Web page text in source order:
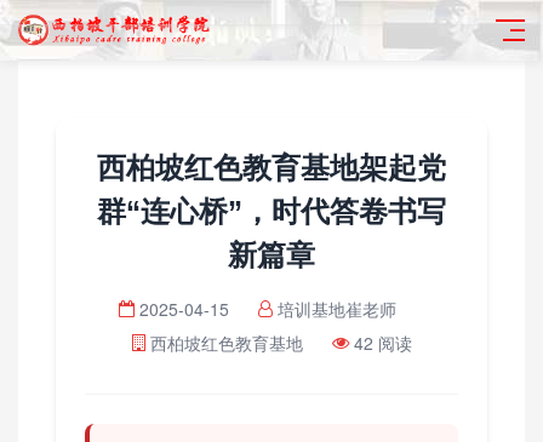
西柏坡红色教育基地架起党
群“连心桥”，时代答卷书写
新篇章
2025-04-15
培训基地崔老师
西柏坡红色教育基地
42 阅读